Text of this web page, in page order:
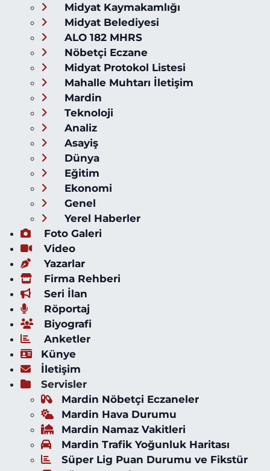
Midyat Kaymakamlığı
Midyat Belediyesi
ALO 182 MHRS
Nöbetçi Eczane
Midyat Protokol Listesi
Mahalle Muhtarı İletişim
Mardin
Teknoloji
Analiz
Asayiş
Dünya
Eğitim
Ekonomi
Genel
Yerel Haberler
Foto Galeri
Video
Yazarlar
Firma Rehberi
Seri İlan
Röportaj
Biyografi
Anketler
Künye
İletişim
Servisler
Mardin Nöbetçi Eczaneler
Mardin Hava Durumu
Mardin Namaz Vakitleri
Mardin Trafik Yoğunluk Haritası
Süper Lig Puan Durumu ve Fikstür